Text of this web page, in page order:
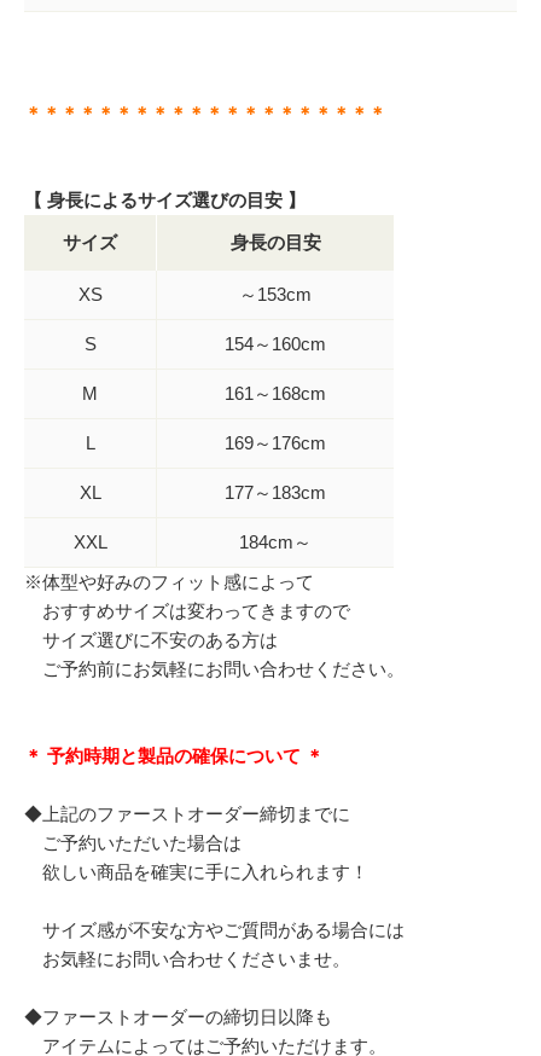
＊＊＊＊＊＊＊＊＊＊＊＊＊＊＊＊＊＊＊＊
【 身長によるサイズ選びの目安 】
サイズ 身長の目安
XS ～153cm
S 154～160cm
M 161～168cm
L 169～176cm
XL 177～183cm
XXL
184cm～
※体型や好みのフィット感によって
おすすめサイズは変わってきますので
サイズ選びに不安のある方は
ご予約前にお気軽にお問い合わせください。
＊ 予約時期と製品の確保について ＊
◆上記のファーストオーダー締切までに
ご予約いただいた場合は
欲しい商品を確実に手に入れられます！
サイズ感が不安な方やご質問がある場合には
お気軽にお問い合わせくださいませ。
◆ファーストオーダーの締切日以降も
アイテムによってはご予約いただけます。